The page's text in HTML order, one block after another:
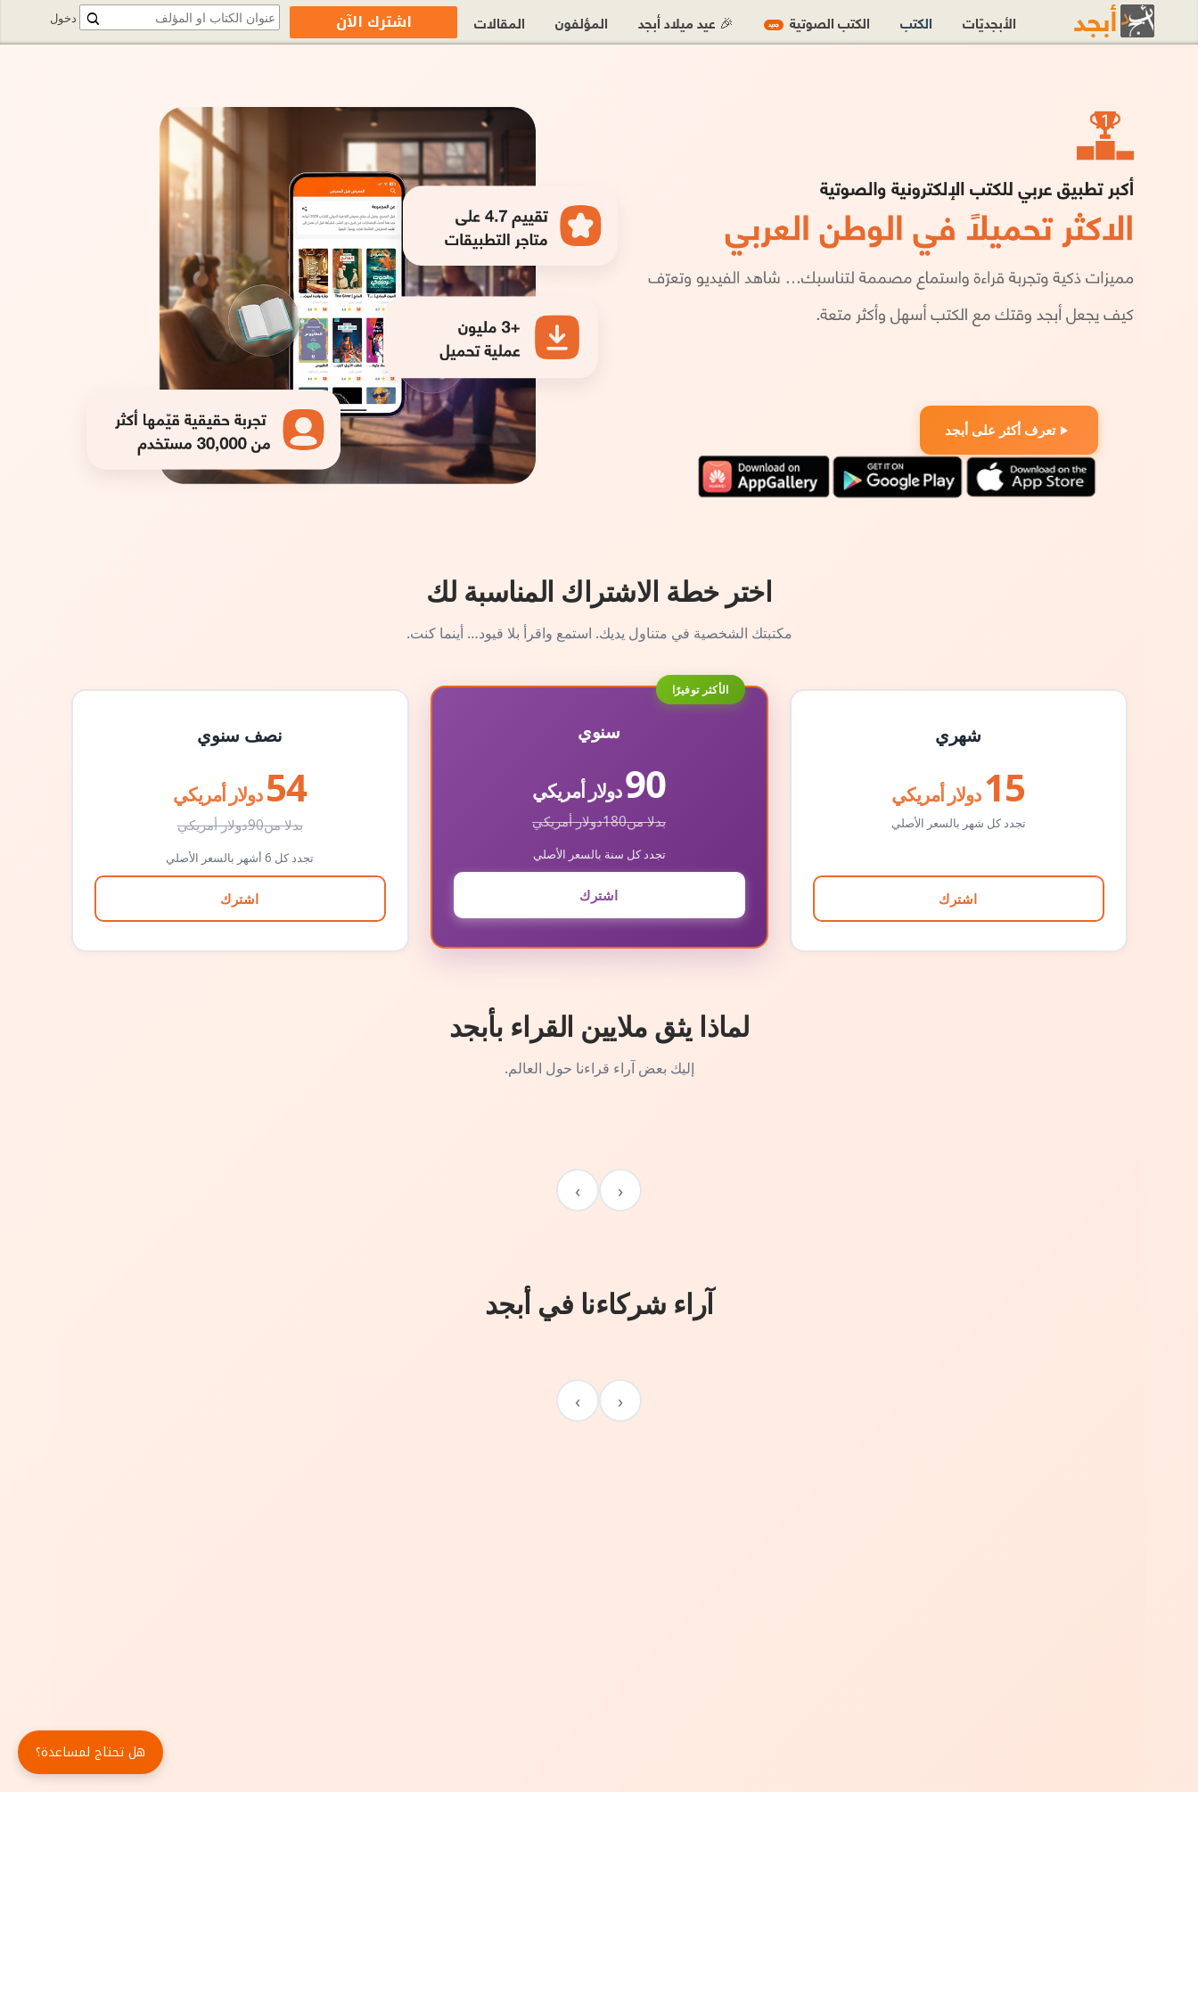
تعرف أكثر على أبجد
اختر خطة الاشتراك المناسبة لك
مكتبتك الشخصية في متناول يديك. استمع واقرأ بلا قيود… أينما كنت.
شهري
15 دولار أمريكي
تجدد كل شهر بالسعر الأصلي
اشترك
الأكثر توفيرًا
سنوي
90دولار أمريكي
بدلا من180دولار أمريكي
تجدد كل سنة بالسعر الأصلي
اشترك
نصف سنوي
54 دولار أمريكي
بدلا من90دولار أمريكي
تجدد كل 6 أشهر بالسعر الأصلي
اشترك
لماذا يثق ملايين القراء بأبجد
إليك بعض آراء قراءنا حول العالم.
‹
›
آراء شركاءنا في أبجد
‹
›
دخول الأبجديّات الكتب الكتب الصوتية جديد 🎉 عيد ميلاد أبجد المؤلفون المقالات اشترك الآن
هل تحتاج لمساعدة؟